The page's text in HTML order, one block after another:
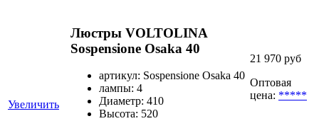
Увеличить
Люстры VOLTOLINA
Sospensione Osaka 40
артикул: Sospensione Osaka 40
лампы: 4
Диаметр: 410
Высота: 520
21 970 руб
Оптовая
цена: *****